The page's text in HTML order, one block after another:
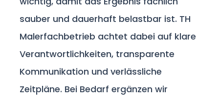
sauber und dauerhaft belastbar ist. TH
Malerfachbetrieb achtet dabei auf klare
Verantwortlichkeiten, transparente
Kommunikation und verlässliche
Zeitpläne. Bei Bedarf ergänzen wir